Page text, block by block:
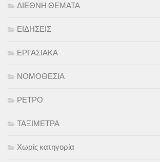
ΔΙΕΘΝΗ ΘΕΜΑΤΑ
ΕΙΔΗΣΕΙΣ
ΕΡΓΑΣΙΑΚΑ
ΝΟΜΟΘΕΣΙΑ
ΡΕΤΡΟ
ΤΑΞΙΜΕΤΡΑ
Χωρίς κατηγορία